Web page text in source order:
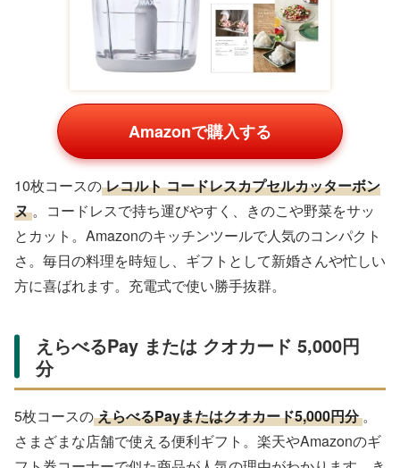
Amazonで購入する
10枚コースのレコルト コードレスカプセルカッターボン
ヌ 。コードレスで持ち運びやすく、きのこや野菜をサッ
とカット。Amazonのキッチンツールで人気のコンパクト
さ。毎日の料理を時短し、ギフトとして新婚さんや忙しい
方に喜ばれます。充電式で使い勝手抜群。
えらべるPay または クオカード 5,000円
分
5枚コースのえらべるPayまたはクオカード5,000円分 。
さまざまな店舗で使える便利ギフト。楽天やAmazonのギ